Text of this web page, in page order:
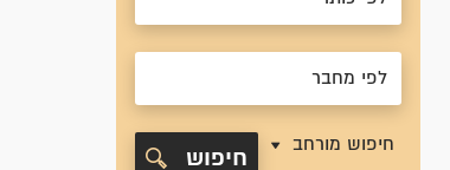
חיפוש מורחב
חיפוש